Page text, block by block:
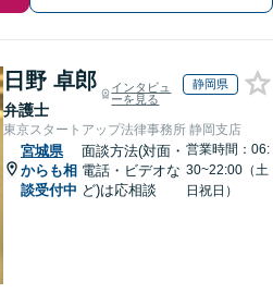
日野 卓郎
弁護士
インタビュ
ーを見る
静岡県
東京スタートアップ法律事務所 静岡支店
宮城県
からも相
談受付中
面談方法(対面・
電話・ビデオな
ど)は応相談
営業時間：06:
30~22:00（土
日祝日）